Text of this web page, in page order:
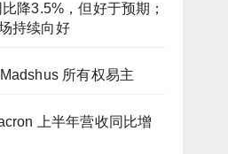
降3.5%，但好于预期；
持续向好
所有权易主
上半年营收同比增